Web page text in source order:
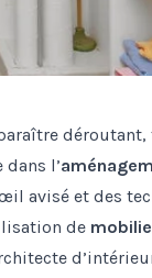
l’
avisé et des
de